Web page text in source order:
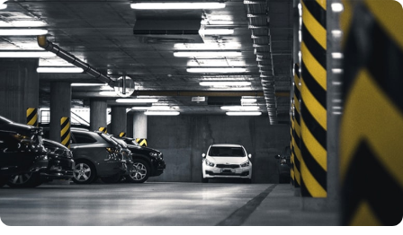
Ankara Büyükşehir Belediye Meclisi,
belediyenin iştiraki BELTAŞ AŞ
bünyesindeki otoparklarda, 2024 yılında
uygulanacak fiyat tarifesini oy çokluğuyla
kabul etti.